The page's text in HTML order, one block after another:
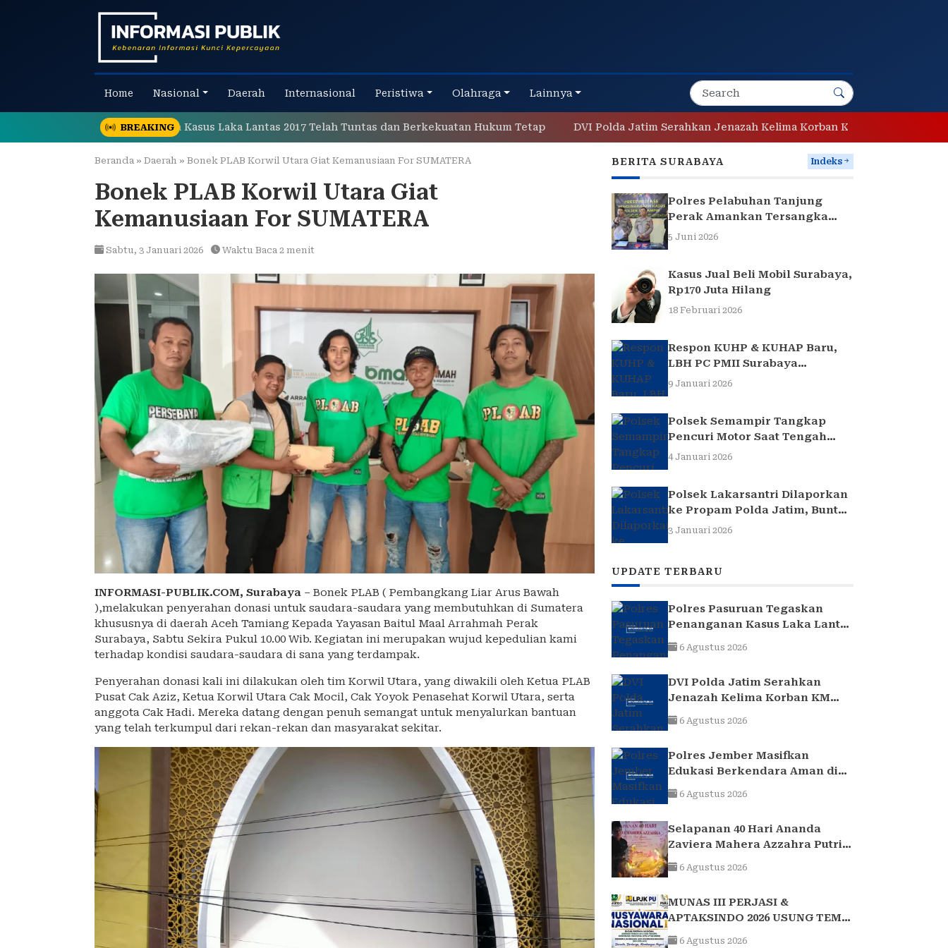
Home Nasional Daerah Internasional Peristiwa Olahraga Lainnya
BREAKING
Tegaskan Penanganan Kasus Laka Lantas 2017 Telah Tuntas dan Berkekuatan Hukum Tetap DVI Polda Jatim Serahkan Jenazah Kelima Korban KM Mutiara Sentosa II
Beranda » Daerah » Bonek PLAB Korwil Utara Giat Kemanusiaan For SUMATERA
Bonek PLAB Korwil Utara Giat
Kemanusiaan For SUMATERA
Sabtu, 3 Januari 2026 Waktu Baca 2 menit
INFORMASI-PUBLIK.COM, Surabaya – Bonek PLAB ( Pembangkang Liar Arus Bawah
),melakukan penyerahan donasi untuk saudara-saudara yang membutuhkan di Sumatera
khususnya di daerah Aceh Tamiang Kepada Yayasan Baitul Maal Arrahmah Perak
Surabaya, Sabtu Sekira Pukul 10.00 Wib. Kegiatan ini merupakan wujud kepedulian kami
terhadap kondisi saudara-saudara di sana yang terdampak.
Penyerahan donasi kali ini dilakukan oleh tim Korwil Utara, yang diwakili oleh Ketua PLAB
Pusat Cak Aziz, Ketua Korwil Utara Cak Mocil, Cak Yoyok Penasehat Korwil Utara, serta
anggota Cak Hadi. Mereka datang dengan penuh semangat untuk menyalurkan bantuan
yang telah terkumpul dari rekan-rekan dan masyarakat sekitar.
BERITA SURABAYA Indeks
Polres Pelabuhan Tanjung
Perak Amankan Tersangka
Pencuri Komponen Traffic
5 Juni 2026
Kasus Jual Beli Mobil Surabaya,
Rp170 Juta Hilang
18 Februari 2026
Respon KUHP & KUHAP Baru,
LBH PC PMII Surabaya
Selenggarakan Sarasehan
9 Januari 2026
Polsek Semampir Tangkap
Pencuri Motor Saat Tengah
Jadi Amuk Massa
4 Januari 2026
Polsek Lakarsantri Dilaporkan
ke Propam Polda Jatim, Buntut
Kasus Nenek Elina
3 Januari 2026
UPDATE TERBARU
Polres Pasuruan Tegaskan
Penanganan Kasus Laka Lantas
2017 Telah Tuntas dan
Berkekuatan Hukum Tetap
6 Agustus 2026
DVI Polda Jatim Serahkan
Jenazah Kelima Korban KM
Mutiara Sentosa II
6 Agustus 2026
Polres Jember Masifkan
Edukasi Berkendara Aman di
Titik Rawan Kecelakaan
6 Agustus 2026
Selapanan 40 Hari Ananda
Zaviera Mahera Azzahra Putri
Berlangsung Khidmat dan
Penuh Kebersamaan
6 Agustus 2026
MUNAS III PERJASI &
APTAKSINDO 2026 USUNG TEMA
“BERSATU, BERKARYA,
6 Agustus 2026